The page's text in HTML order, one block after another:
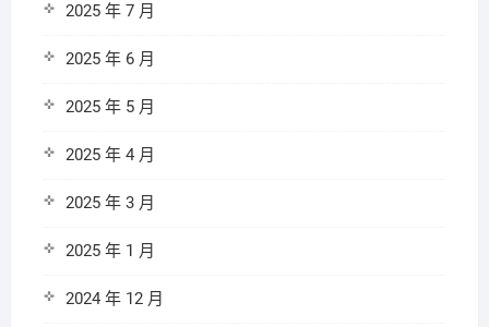
2025 年 7 月
2025 年 6 月
2025 年 5 月
2025 年 4 月
2025 年 3 月
2025 年 1 月
2024 年 12 月